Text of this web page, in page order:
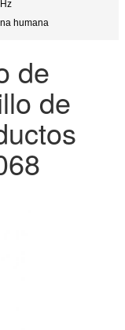
humana
de
de